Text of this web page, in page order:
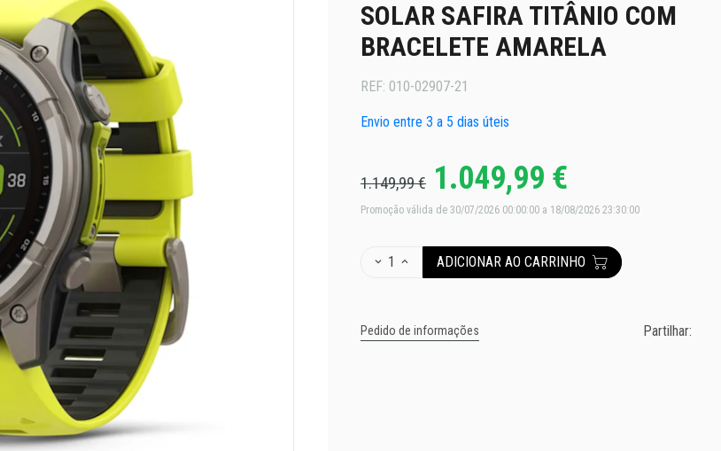
SOLAR SAFIRA TITÂNIO COM
BRACELETE AMARELA
REF: 010-02907-21
Envio entre 3 a 5 dias úteis
1.149,99 € 1.049,99 €
Promoção válida de 30/07/2026 00:00:00 a 18/08/2026 23:30:00
1 ADICIONAR AO CARRINHO
Pedido de informações Partilhar: